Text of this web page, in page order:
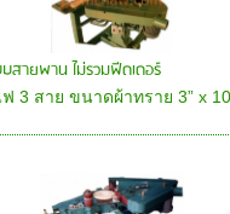
สายพาน ไม่รวมฟีดเดอร์
ฟ 3 สาย ขนาดผ้าทราย 3” x